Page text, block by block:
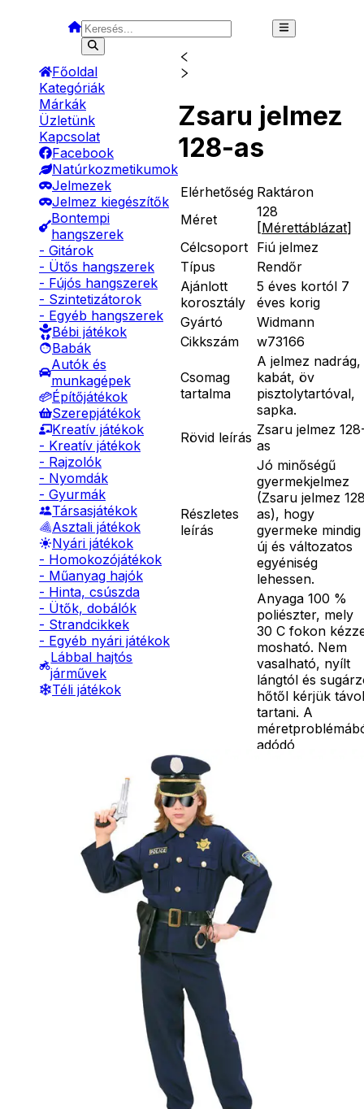
Főoldal
Kategóriák
Márkák
Üzletünk
Kapcsolat
Facebook
Natúrkozmetikumok
Jelmezek
Jelmez kiegészítők
Bontempi
hangszerek
- Gitárok
- Ütős hangszerek
- Fújós hangszerek
- Szintetizátorok
- Egyéb hangszerek
Bébi játékok
Babák
Autók és
munkagépek
Építőjátékok
Szerepjátékok
Kreatív játékok
- Kreatív játékok
- Rajzolók
- Nyomdák
- Gyurmák
Társasjátékok
Asztali játékok
Nyári játékok
- Homokozójátékok
- Műanyag hajók
- Hinta, csúszda
- Ütők, dobálók
- Strandcikkek
- Egyéb nyári játékok
Lábbal hajtós
járművek
Téli játékok
Zsaru jelmez
128-as
Elérhetőség Raktáron
Méret
128
[Mérettáblázat]
Célcsoport Fiú jelmez
Típus
Rendőr
Ajánlott
korosztály
5 éves kortól 7
éves korig
Gyártó
Widmann
Cikkszám
w73166
Csomag
tartalma
A jelmez nadrág,
kabát, öv
pisztolytartóval,
sapka.
Rövid leírás Zsaru jelmez
as
Részletes
leírás
Jó minőségű
gyermekjelmez
(Zsaru jelmez
as), hogy
gyermeke mindig
új és változatos
egyéniség
lehessen.
Egyéb
Anyaga 100 %
poliészter, mely
30 C fokon
mosható. Nem
vasalható, nyílt
lángtól és
hőtől kérjük távol
tartani. A
adódó
probléma esetén
tudjuk átvállalni.
Tájékoztatjuk
kedves
vásárlóinkat,